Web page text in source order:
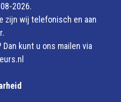
2026.
zijn wij telefonisch en aan
kunt u ons mailen via